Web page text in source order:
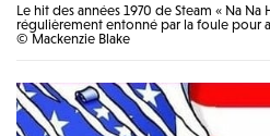
Le hit des années 1970 de Steam « Na
régulièrement entonné par la foule pour
© Mackenzie Blake